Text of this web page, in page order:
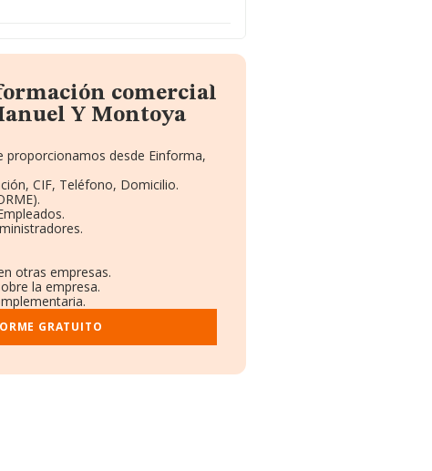
comercial
Y Montoya
desde Einforma,
CIF, Teléfono, Domicilio.
otras empresas.
la empresa.
GRATUITO